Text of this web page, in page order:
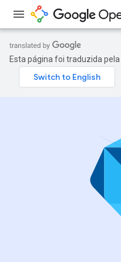
Esta página foi traduzida pela